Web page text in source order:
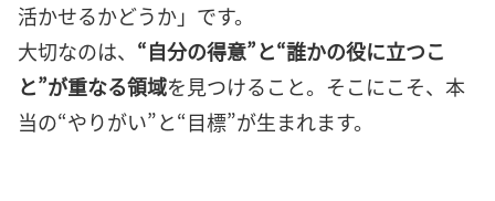
活かせるかどうか」です。
大切なのは、 “自分の得意”と“誰かの役に立つこ
と”が重なる領域を見つけること。そこにこそ、本
当の“やりがい”と“目標”が生まれます。